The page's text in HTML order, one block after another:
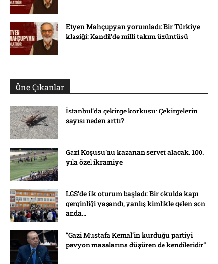
Etyen Mahçupyan yorumladı: Bir Türkiye
klasiği: Kandil’de milli takım üzüntüsü
Öne Çıkanlar
İstanbul’da çekirge korkusu: Çekirgelerin
sayısı neden arttı?
Gazi Koşusu’nu kazanan servet alacak. 100.
yıla özel ikramiye
LGS’de ilk oturum başladı: Bir okulda kapı
gerginliği yaşandı, yanlış kimlikle gelen son
anda...
“Gazi Mustafa Kemal’in kurduğu partiyi
pavyon masalarına düşüren de kendileridir”